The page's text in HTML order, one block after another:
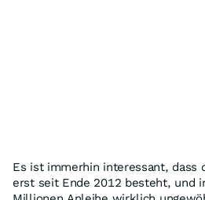
Es ist immerhin interessant, dass
erst seit Ende 2012 besteht, und